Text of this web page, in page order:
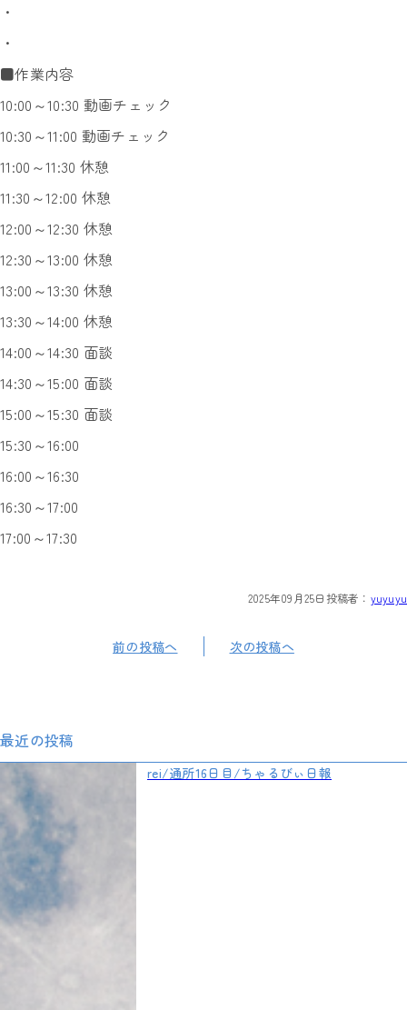
・
・
■作業内容
10:00～10:30 動画チェック
10:30～11:00 動画チェック
11:00～11:30 休憩
11:30～12:00 休憩
12:00～12:30 休憩
12:30～13:00 休憩
13:00～13:30 休憩
13:30～14:00 休憩
14:00～14:30 面談
14:30～15:00 面談
15:00～15:30 面談
15:30～16:00
16:00～16:30
16:30～17:00
17:00～17:30
2025年09月25日 投稿者： yuyuyu
前の投稿へ 次の投稿へ
最近の投稿
rei/通所16日目/ちゃるびぃ日報